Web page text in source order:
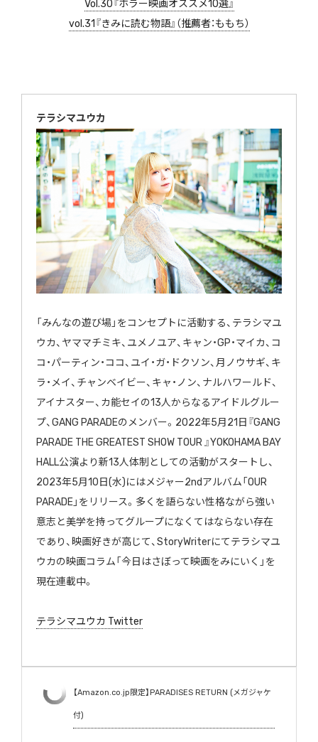
Vol.30『ホラー映画オススメ10選』
vol.31『きみに読む物語』（推薦者：ももち）
テラシマユウカ
「みんなの遊び場」をコンセプトに活動する、テラシマユ
ウカ、ヤママチミキ、ユメノユア、キャン・GP・マイカ、コ
コ・パーティ ン・ココ、ユイ・ガ・ドクソン、月ノウサギ、キ
ラ・メイ、 チャンベイビー、キャ・ノン、ナルハワールド、
アイナスター、 カ能セイの13人からなるアイドルグルー
プ、GANG PARADEのメンバー。2022年5月21日『GANG
PARADE THE GREATEST SHOW TOUR 』YOKOHAMA BAY
HALL公演より新13人体制としての活動がスタートし、
2023年5月10日(水)にはメジャー2ndアルバム「OUR
PARADE」をリリース。多くを語らない性格ながら強い
意志と美学を持ってグループになくてはならない存在
であり、映画好きが高じて、StoryWriterにてテラシマユ
ウカの映画コラム「今日はさぼって映画をみにいく」を
現在連載中。
テラシマユウカ Twitter
【Amazon.co.jp限定】PARADISES RETURN (メガジャケ
付)